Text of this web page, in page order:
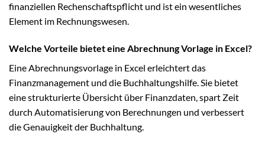
finanziellen Rechenschaftspflicht und ist ein wesentliches
Element im Rechnungswesen.
Welche Vorteile bietet eine Abrechnung Vorlage in Excel?
Eine Abrechnungsvorlage in Excel erleichtert das
Finanzmanagement und die Buchhaltungshilfe. Sie bietet
eine strukturierte Übersicht über Finanzdaten, spart Zeit
durch Automatisierung von Berechnungen und verbessert
die Genauigkeit der Buchhaltung.